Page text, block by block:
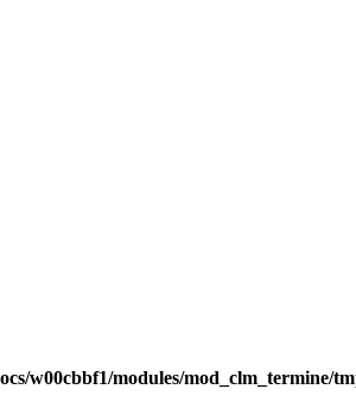
w00cbbf1/modules/mod_clm_termine/